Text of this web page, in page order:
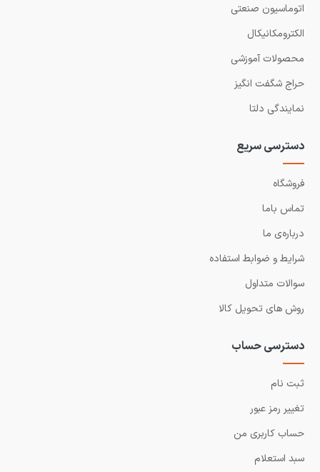
اتوماسیون صنعتی
الکترومکانیکال
محصولات آموزشی
حراج شگفت انگیز
نمایندگی دلتا
دسترسی سریع
فروشگاه
تماس باما
درباره‌ی ما
شرایط و ضوابط استفاده
سوالات متداول
روش های تحویل کالا
دسترسی حساب
ثبت نام
تغییر رمز عبور
حساب کاربری من
سبد استعلام